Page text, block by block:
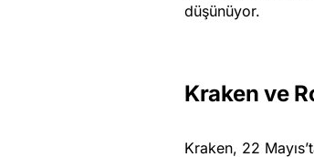
düşünüyor.
Kraken ve
Kraken, 22